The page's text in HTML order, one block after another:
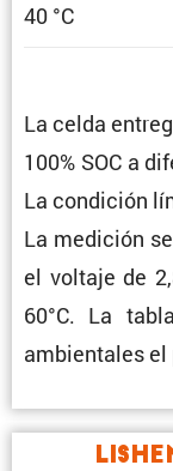
40 °C
La celda
100% SOC a
La condi­ción
La medición
el voltaje de
60°C. La
ambien­tales